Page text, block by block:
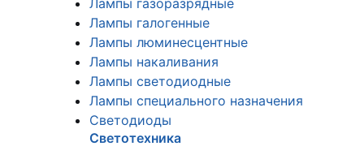
Лампы газоразрядные
Лампы галогенные
Лампы люминесцентные
Лампы накаливания
Лампы светодиодные
Лампы специального назначения
Светодиоды
Светотехника